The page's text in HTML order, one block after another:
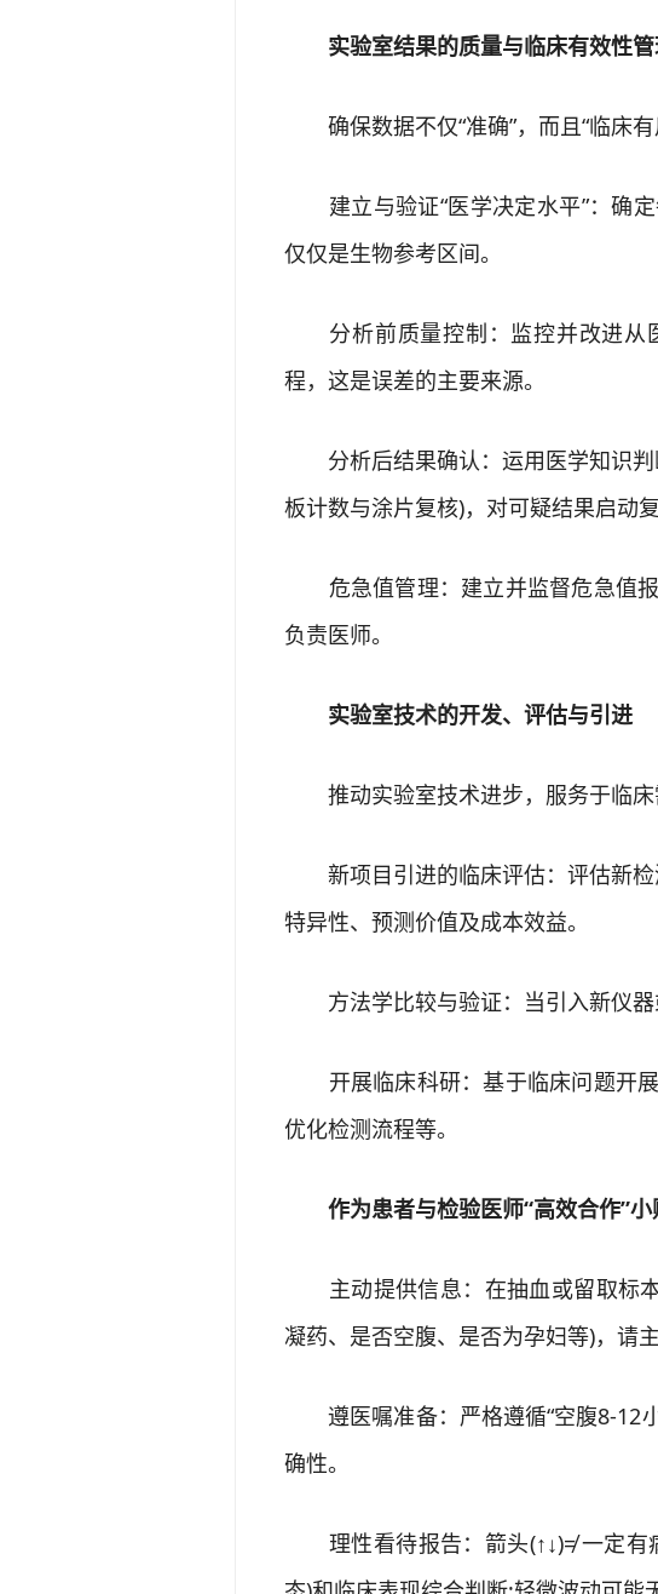
实验室结果的质量与临床有效性管
确保数据不仅“准确”，而且“临床有
建立与验证“医学决定水平”：确定
仅仅是生物参考区间。
分析前质量控制：监控并改进从
程，这是误差的主要来源。
分析后结果确认：运用医学知识判
板计数与涂片复核)，对可疑结果启动
危急值管理：建立并监督危急值报
负责医师。
实验室技术的开发、评估与引进
推动实验室技术进步，服务于临床
新项目引进的临床评估：评估新检
特异性、预测价值及成本效益。
方法学比较与验证：当引入新仪器
开展临床科研：基于临床问题开展
优化检测流程等。
作为患者与检验医师“高效合作”小
主动提供信息：在抽血或留取标
凝药、是否空腹、是否为孕妇等)，请主
遵医嘱准备：严格遵循“空腹8-12小
确性。
理性看待报告：箭头(↑↓)≠ 一定有